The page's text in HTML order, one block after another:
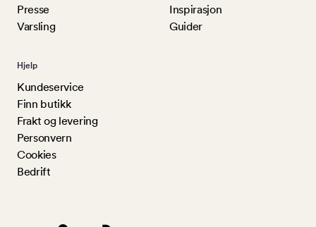
Presse
Varsling
Inspirasjon
Guider
Hjelp
Kundeservice
Finn butikk
Frakt og levering
Personvern
Cookies
Bedrift